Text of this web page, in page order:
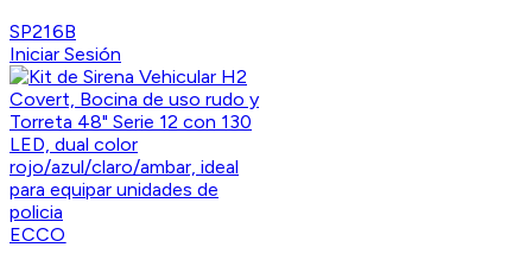
SP216B
Iniciar Sesión
ECCO